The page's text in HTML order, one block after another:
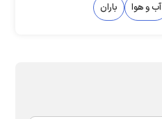
آب و هوا باران